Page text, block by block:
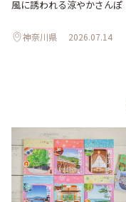
風に誘われる涼やかさんぽ
神奈川県 2026.07.14